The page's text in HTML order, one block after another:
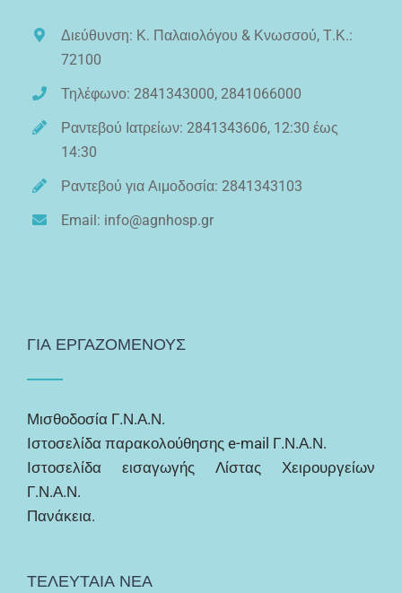
Διεύθυνση: Κ. Παλαιολόγου & Κνωσσού, Τ.Κ.:
72100
Τηλέφωνο: 2841343000, 2841066000
Ραντεβού Ιατρείων: 2841343606, 12:30 έως
14:30
Ραντεβού για Αιμοδοσία: 2841343103
Email: info@agnhosp.gr
ΓΙΑ ΕΡΓΑΖΟΜΕΝΟΥΣ
Μισθοδοσία Γ.Ν.Α.Ν.
Ιστοσελίδα παρακολούθησης e-mail Γ.Ν.Α.Ν.
Ιστοσελίδα εισαγωγής Λίστας Χειρουργείων
Γ.Ν.Α.Ν.
Πανάκεια.
ΤΕΛΕΥΤΑΙΑ ΝΕΑ